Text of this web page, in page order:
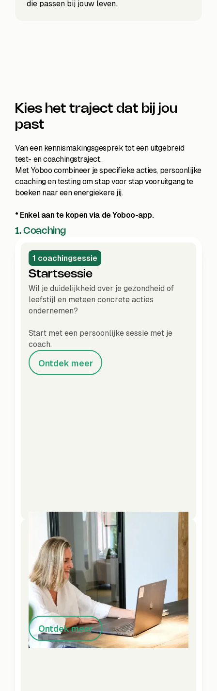
die passen bij jouw leven.
Kies het traject dat bij jou
past
Van een kennismakingsgesprek tot een uitgebreid
test- en coachingstraject.
Met Yoboo combineer je specifieke acties, persoonlijke
coaching en testing om stap voor stap vooruitgang te
boeken naar een energiekere jij.
* Enkel aan te kopen via de Yoboo-app.
1. Coaching
1 coachingsessie
Startsessie
Wil je duidelijkheid over je gezondheid of
leefstijl en meteen concrete acties
ondernemen?
Start met een persoonlijke sessie met je
coach.
Ontdek meer
3 coachingsessies
Leefstijltraject
Wil je blijvende verandering met extra
begeleiding en opvolging?
Samen met je coach werk je stap voor stap
aan meer energie en balans.
Ontdek meer